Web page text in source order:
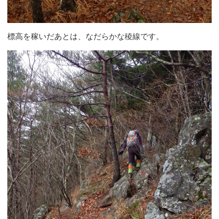
標高を稼いだあとは、なだらかな稜線です。